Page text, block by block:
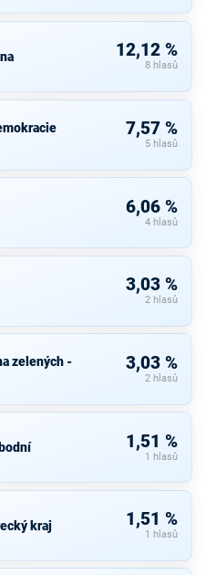
12,12 %
8 hlasů
7,57 %
5 hlasů
6,06 %
4 hlasů
3,03 %
2 hlasů
zelených -
3,03 %
2 hlasů
1,51 %
1 hlasů
kraj 1,51 %
1 hlasů